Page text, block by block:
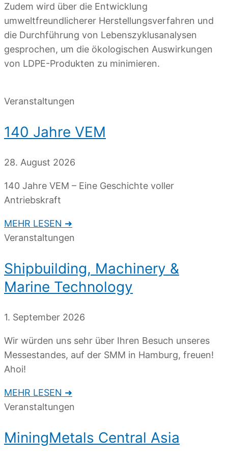
Zudem wird über die Entwicklung
umweltfreundlicherer Herstellungsverfahren und
die Durchführung von Lebenszyklusanalysen
gesprochen, um die ökologischen Auswirkungen
von LDPE-Produkten zu minimieren.
Veranstaltungen
140 Jahre VEM
28. August 2026
140 Jahre VEM – Eine Geschichte voller
Antriebskraft
MEHR LESEN ➜
Veranstaltungen
Shipbuilding, Machinery &
Marine Technology
1. September 2026
Wir würden uns sehr über Ihren Besuch unseres
Messestandes, auf der SMM in Hamburg, freuen!
Ahoi!
MEHR LESEN ➜
Veranstaltungen
MiningMetals Central Asia